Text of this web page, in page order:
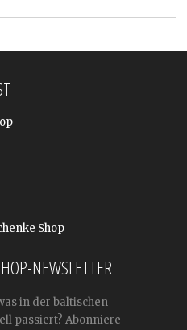
Shop
NEWSLETTER
in der baltischen
passiert? Abonniere